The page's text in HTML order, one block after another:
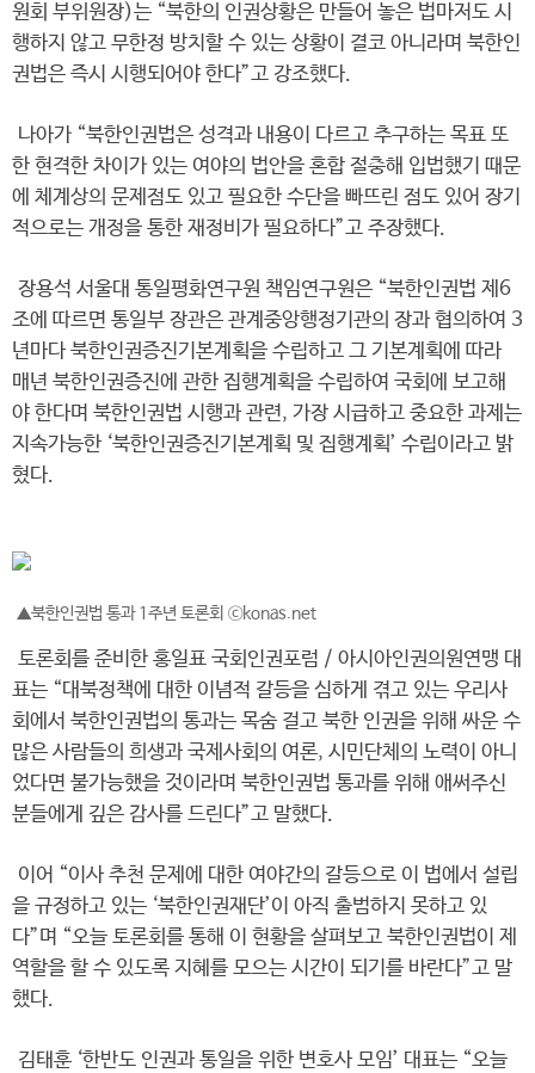
원회 부위원장)는 “북한의 인권상황은 만들어 놓은 법마저도 시
행하지 않고 무한정 방치할 수 있는 상황이 결코 아니라며 북한인
권법은 즉시 시행되어야 한다”고 강조했다.
나아가 “북한인권법은 성격과 내용이 다르고 추구하는 목표 또
한 현격한 차이가 있는 여야의 법안을 혼합 절충해 입법했기 때문
에 체계상의 문제점도 있고 필요한 수단을 빠뜨린 점도 있어 장기
적으로는 개정을 통한 재정비가 필요하다”고 주장했다.
장용석 서울대 통일평화연구원 책임연구원은 “북한인권법 제6
조에 따르면 통일부 장관은 관계중앙행정기관의 장과 협의하여 3
년마다 북한인권증진기본계획을 수립하고 그 기본계획에 따라
매년 북한인권증진에 관한 집행계획을 수립하여 국회에 보고해
야 한다며 북한인권법 시행과 관련, 가장 시급하고 중요한 과제는
지속가능한 ‘북한인권증진기본계획 및 집행계획’ 수립이라고 밝
혔다.
▲북한인권법 통과 1주년 토론회 ⓒkonas.net
토론회를 준비한 홍일표 국회인권포럼 / 아시아인권의원연맹 대
표는 “대북정책에 대한 이념적 갈등을 심하게 겪고 있는 우리사
회에서 북한인권법의 통과는 목숨 걸고 북한 인권을 위해 싸운 수
많은 사람들의 희생과 국제사회의 여론, 시민단체의 노력이 아니
었다면 불가능했을 것이라며 북한인권법 통과를 위해 애써주신
분들에게 깊은 감사를 드린다”고 말했다.
이어 “이사 추천 문제에 대한 여야간의 갈등으로 이 법에서 설립
을 규정하고 있는 ‘북한인권재단’이 아직 출범하지 못하고 있
다”며 “오늘 토론회를 통해 이 현황을 살펴보고 북한인권법이 제
역할을 할 수 있도록 지혜를 모으는 시간이 되기를 바란다”고 말
했다.
김태훈 ‘한반도 인권과 통일을 위한 변호사 모임’ 대표는 “오늘